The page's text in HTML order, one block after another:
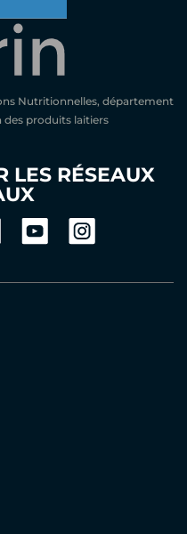
Nutritionnelles, département
des produits laitiers
LES RÉSEAUX